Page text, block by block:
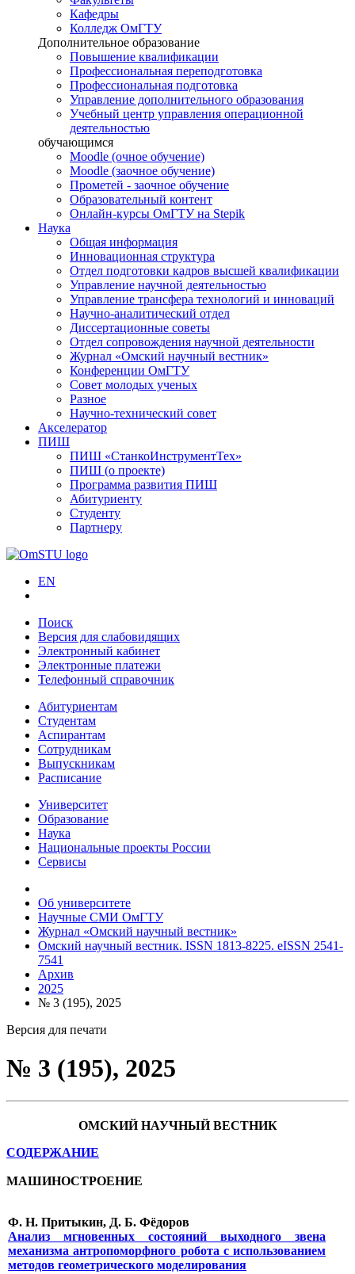
Кафедры
Колледж ОмГТУ
Дополнительное образование
Повышение квалификации
Профессиональная переподготовка
Профессиональная подготовка
Управление дополнительного образования
Учебный центр управления операционной
деятельностью
обучающимся
Moodle (очное обучение)
Moodle (заочное обучение)
Прометей - заочное обучение
Образовательный контент
Онлайн-курсы ОмГТУ на Stepik
Наука
Общая информация
Инновационная структура
Отдел подготовки кадров высшей квалификации
Управление научной деятельностью
Управление трансфера технологий и инноваций
Научно-аналитический отдел
Диссертационные советы
Отдел сопровождения научной деятельности
Журнал «Омский научный вестник»
Конференции ОмГТУ
Совет молодых ученых
Разное
Научно-технический совет
Акселератор
ПИШ
ПИШ «СтанкоИнструментТех»
ПИШ (о проекте)
Программа развития ПИШ
Абитуриенту
Студенту
Партнеру
EN
Поиск
Версия для слабовидящих
Электронный кабинет
Электронные платежи
Телефонный справочник
Абитуриентам
Студентам
Аспирантам
Сотрудникам
Выпускникам
Расписание
Университет
Образование
Наука
Национальные проекты России
Сервисы
Об университете
Научные СМИ ОмГТУ
Журнал «Омский научный вестник»
Омский научный вестник. ISSN 1813-8225. eISSN 2541-
7541
Архив
2025
№ 3 (195), 2025
Версия для печати
№ 3 (195), 2025
ОМСКИЙ НАУЧНЫЙ ВЕСТНИК
СОДЕРЖАНИЕ
МАШИНОСТРОЕНИЕ
Ф. Н. Притыкин, Д. Б. Фёдоров
Анализ мгновенных состояний выходного звена
механизма антропоморфного робота с использованием
методов геометрического моделирования